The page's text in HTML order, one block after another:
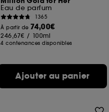
Eau de parfum
1365
À partir de 74,00€
246,67€ / 100ml
4 contenances disponibles
Ajouter au panier